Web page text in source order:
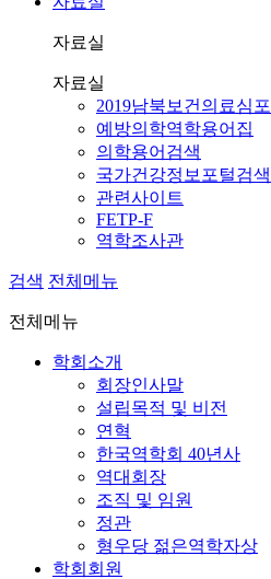
자료실
자료실
2019남북보건의료심
예방의학역학용어집
의학용어검색
국가건강정보포털검색
관련사이트
FETP-F
역학조사관
검색 전체메뉴
전체메뉴
학회소개
회장인사말
설립목적 및 비전
연혁
한국역학회 40년사
역대회장
조직 및 임원
정관
형우당 젊은역학자상
학회회원